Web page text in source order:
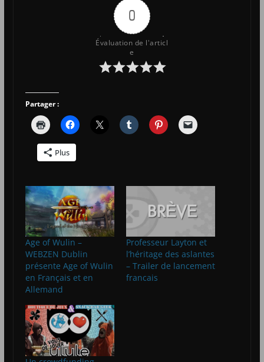
0
Évaluation de l'articl
e
Partager :
Plus
Age of Wulin –
WEBZEN Dublin
présente Age of Wulin
en Français et en
Allemand
Professeur Layton et
l’héritage des aslantes
– Trailer de lancement
francais